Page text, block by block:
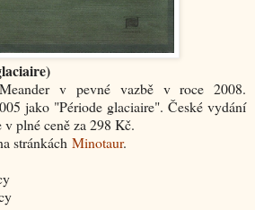
v pevné vazbě v roce 2008.
jako "Période glaciaire". České vydání
v plné ceně za 298 Kč.
stránkách Minotaur.